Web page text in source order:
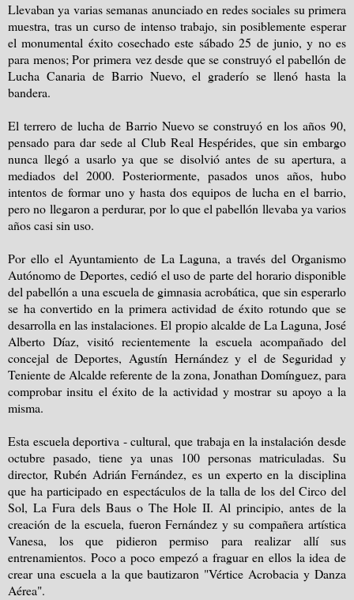
Llevaban ya varias semanas anunciado en redes sociales su primera
muestra, tras un curso de intenso trabajo, sin posiblemente esperar
el monumental éxito cosechado este sábado 25 de junio, y no es
para menos; Por primera vez desde que se construyó el pabellón de
Lucha Canaria de Barrio Nuevo, el graderío se llenó hasta la
bandera.
El terrero de lucha de Barrio Nuevo se construyó en los años 90,
pensado para dar sede al Club Real Hespérides, que sin embargo
nunca llegó a usarlo ya que se disolvió antes de su apertura, a
mediados del 2000. Posteriormente, pasados unos años, hubo
intentos de formar uno y hasta dos equipos de lucha en el barrio,
pero no llegaron a perdurar, por lo que el pabellón llevaba ya varios
años casi sin uso.
Por ello el Ayuntamiento de La Laguna, a través del Organismo
Autónomo de Deportes, cedió el uso de parte del horario disponible
del pabellón a una escuela de gimnasia acrobática, que sin esperarlo
se ha convertido en la primera actividad de éxito rotundo que se
desarrolla en las instalaciones. El propio alcalde de La Laguna, José
Alberto Díaz, visitó recientemente la escuela acompañado del
concejal de Deportes, Agustín Hernández y el de Seguridad y
Teniente de Alcalde referente de la zona, Jonathan Domínguez, para
comprobar insitu el éxito de la actividad y mostrar su apoyo a la
misma.
Esta escuela deportiva - cultural, que trabaja en la instalación desde
octubre pasado, tiene ya unas 100 personas matriculadas. Su
director, Rubén Adrián Fernández, es un experto en la disciplina
que ha participado en espectáculos de la talla de los del Circo del
Sol, La Fura dels Baus o The Hole II. Al principio, antes de la
creación de la escuela, fueron Fernández y su compañera artística
Vanesa, los que pidieron permiso para realizar allí sus
entrenamientos. Poco a poco empezó a fraguar en ellos la idea de
crear una escuela a la que bautizaron "Vértice Acrobacia y Danza
Aérea".